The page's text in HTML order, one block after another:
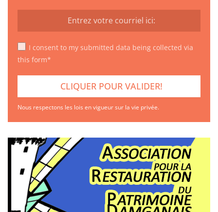
I consent to my submitted data being collected via
this form*
Nous respectons les lois en vigueur sur la vie privée.